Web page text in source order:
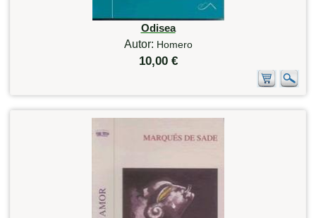
Odisea
Autor: Homero
10,00 €